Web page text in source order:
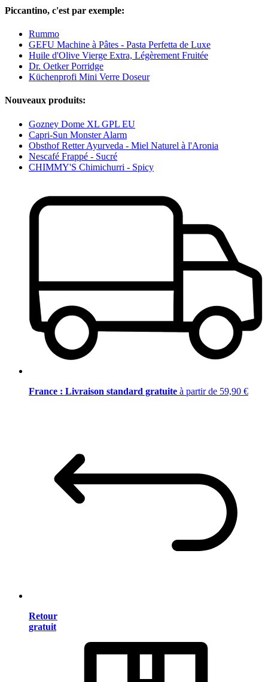
Piccantino, c'est par exemple:
Rummo
GEFU Machine à Pâtes - Pasta Perfetta de Luxe
Huile d'Olive Vierge Extra, Légèrement Fruitée
Dr. Oetker Porridge
Küchenprofi Mini Verre Doseur
Nouveaux produits:
Gozney Dome XL GPL EU
Capri-Sun Monster Alarm
Obsthof Retter Ayurveda - Miel Naturel à l'Aronia
Nescafé Frappé - Sucré
CHIMMY'S Chimichurri - Spicy
France : Livraison standard gratuite à partir de 59,90 €
Retour
gratuit